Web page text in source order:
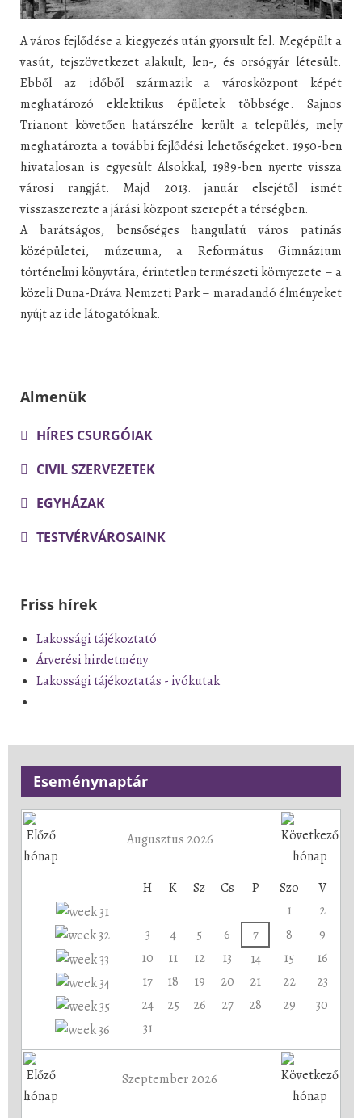
A város fejlődése a kiegyezés után gyorsult fel. Megépült a
vasút, tejszövetkezet alakult, len-, és orsógyár létesült.
Ebből az időből származik a városközpont képét
meghatározó eklektikus épületek többsége. Sajnos
Trianont követően határszélre került a település, mely
meghatározta a további fejlődési lehetőségeket. 1950-ben
hivatalosan is egyesült Alsokkal, 1989-ben nyerte vissza
városi rangját. Majd 2013. január elsejétől ismét
visszaszerezte a járási központ szerepét a térségben.
A barátságos, bensőséges hangulatú város patinás
középületei, múzeuma, a Református Gimnázium
történelmi könyvtára, érintetlen természeti környezete – a
közeli Duna-Dráva Nemzeti Park – maradandó élményeket
nyújt az ide látogatóknak.
Almenük
HÍRES CSURGÓIAK
CIVIL SZERVEZETEK
EGYHÁZAK
TESTVÉRVÁROSAINK
Friss hírek
Lakossági tájékoztató
Árverési hirdetmény
Lakossági tájékoztatás - ivókutak
Eseménynaptár
Augusztus 2026
H K Sz Cs P Szo
V
1
2
3
4 5 6 7 8
9
10
11 12 13 14 15
16
17
18 19 20 21 22
23
24
25 26 27 28 29
30
31
Szeptember 2026